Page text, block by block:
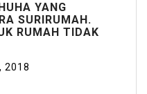
YANG
SURIRUMAH.
RUMAH TIDAK
2018